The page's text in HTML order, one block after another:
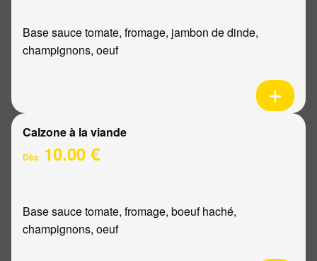
Base sauce tomate, fromage, jambon de dinde,
champignons, oeuf
Calzone à la viande
Dès 10.00 €
Base sauce tomate, fromage, boeuf haché,
champignons, oeuf